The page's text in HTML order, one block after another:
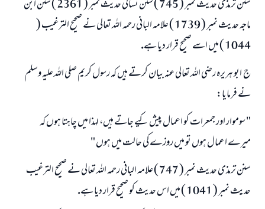
سنن ترمذى حديث نمبر ( 745 ) سنن نسائى حديث نمبر ( 2361 ) سنن ابن
ماجہ حديث نمبر ( 1739 ) علامہ البانى رحمہ اللہ تعالى نے صحيح الترغيب (
1044 ) ميں اسے صحيح قرار ديا ہے.
ج ـ ابو ہريرہ رضى اللہ تعالى عنہ بيان كرتے ہيں كہ رسول كريم صلى اللہ عليہ وسلم
نے فرمايا:
" سوموار اور جمعرات كو اعمال پيش كيے جاتے ہيں، لہذا ميں چاہتا ہوں كہ
ميرے اعمال ہوں تو ميں روزے كى حالت ميں ہوں "
سنن ترمذى حديث نمبر ( 747 ) علامہ البانى رحمہ اللہ تعالى نے صحيح الترغيب
حديث نمبر ( 1041 ) ميں اس حديث كو صحيح قرار ديا ہے.